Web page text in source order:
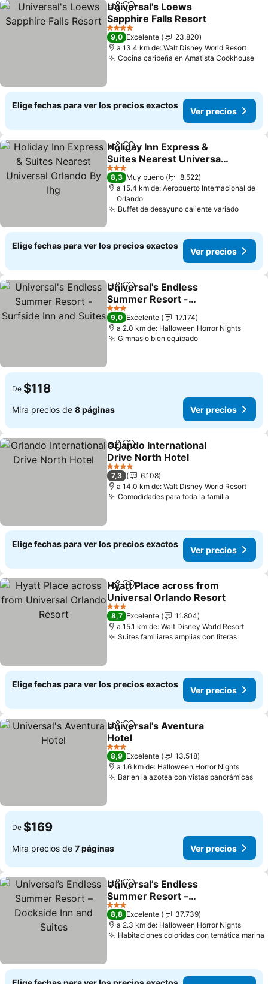
CompartirAgregar a favoritos
Universal's Loews
Sapphire Falls Resort
Ver precios
4 Estrellas
9,0 Excelente
23.820
a 13.4 km de: Walt Disney World Resort
Cocina caribeña en Amatista Cookhouse
Elige fechas para ver los precios exactos
Ver precios
CompartirAgregar a favoritos
Holiday Inn Express &
Suites Nearest Universal
Orlando By Ihg
Ver precios
3 Estrellas
8,3 Muy bueno
8.522
a 15.4 km de: Aeropuerto Internacional de
Orlando
Buffet de desayuno caliente variadoVer
Elige fechas para ver los precios exactos
Ver precios
CompartirAgregar a favoritos
Universal's Endless
Summer Resort -
Surfside Inn and Suites
Ver precios
3 Estrellas
9,0 Excelente
17.174
a 2.0 km de: Halloween Horror Nights
Gimnasio bien equipadoVer precios
De $118
Mira precios de 8 páginas Ver precios
CompartirAgregar a favoritos
Orlando International
Drive North Hotel
Ver precios
4 Estrellas
7,3
6.108
a 14.0 km de: Walt Disney World Resort
Comodidades para toda la familia
Elige fechas para ver los precios exactos
Ver precios
CompartirAgregar a favoritos
Hyatt Place across from
Universal Orlando Resort
Ver precios
3 Estrellas
8,7 Excelente
11.804
a 15.1 km de: Walt Disney World Resort
Suites familiares amplias con literasVer
Elige fechas para ver los precios exactos
Ver precios
CompartirAgregar a favoritos
Universal's Aventura
Hotel
Ver precios
3 Estrellas
8,9 Excelente
13.518
a 1.6 km de: Halloween Horror Nights
Bar en la azotea con vistas panorámicas
De $169
Mira precios de 7 páginas Ver precios
CompartirAgregar a favoritos
Universal’s Endless
Summer Resort –
Dockside Inn and Suites
Ver precios
3 Estrellas
8,8 Excelente
37.739
a 2.3 km de: Halloween Horror Nights
Habitaciones coloridas con temática marina